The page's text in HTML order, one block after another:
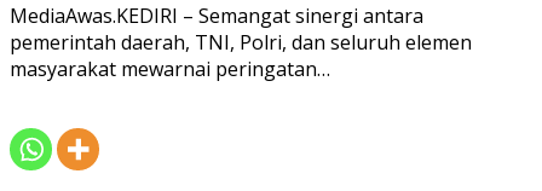
MediaAwas.KEDIRI – Semangat sinergi antara
pemerintah daerah, TNI, Polri, dan seluruh elemen
masyarakat mewarnai peringatan…